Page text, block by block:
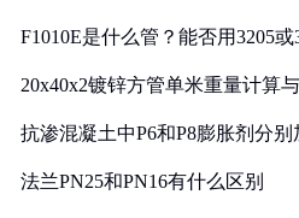
F1010E是什么管？能否用3205或
20x40x2镀锌方管单米重量计算
抗渗混凝土中P6和P8膨胀剂分别
法兰PN25和PN16有什么区别